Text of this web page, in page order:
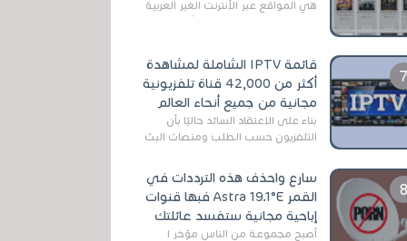
هي المواقع عبر الأنترنت الغير العربية
التي تقدم خدمة تحميل الأفلام على
قائمة IPTV الشاملة لمشاهدة
أكثر من 42,000 قناة تلفزيونية
مجانية من جميع أنحاء العالم
بناءً على الاعتقاد السائد حاليًا بأن
التلفزيون حسب الطلب ومنصات البث
سارع واحذف هذه الترددات في
القمر Astra 19.1°E فبها قنوات
إباحية مجانية ستفسد عائلتك
أصبح مجموعة من الناس مؤخر ا